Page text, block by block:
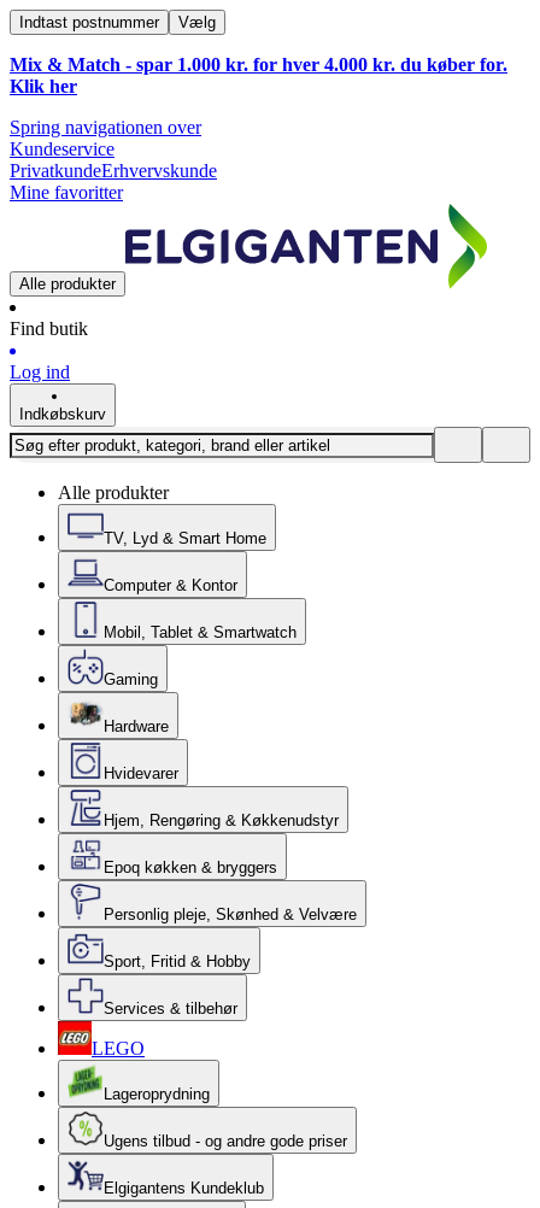
Indtast postnummer Vælg
Mix & Match - spar 1.000 kr. for hver 4.000 kr. du køber for.
Klik her
Spring navigationen over
Kundeservice
PrivatkundeErhvervskunde
Mine favoritter
Alle produkter
Find butik
Log ind
Indkøbskurv
Alle produkter
TV, Lyd & Smart Home
Computer & Kontor
Mobil, Tablet & Smartwatch
Gaming
Hardware
Hvidevarer
Hjem, Rengøring & Køkkenudstyr
Epoq køkken & bryggers
Personlig pleje, Skønhed & Velvære
Sport, Fritid & Hobby
Services & tilbehør
LEGO
Lageroprydning
Ugens tilbud - og andre gode priser
Elgigantens Kundeklub